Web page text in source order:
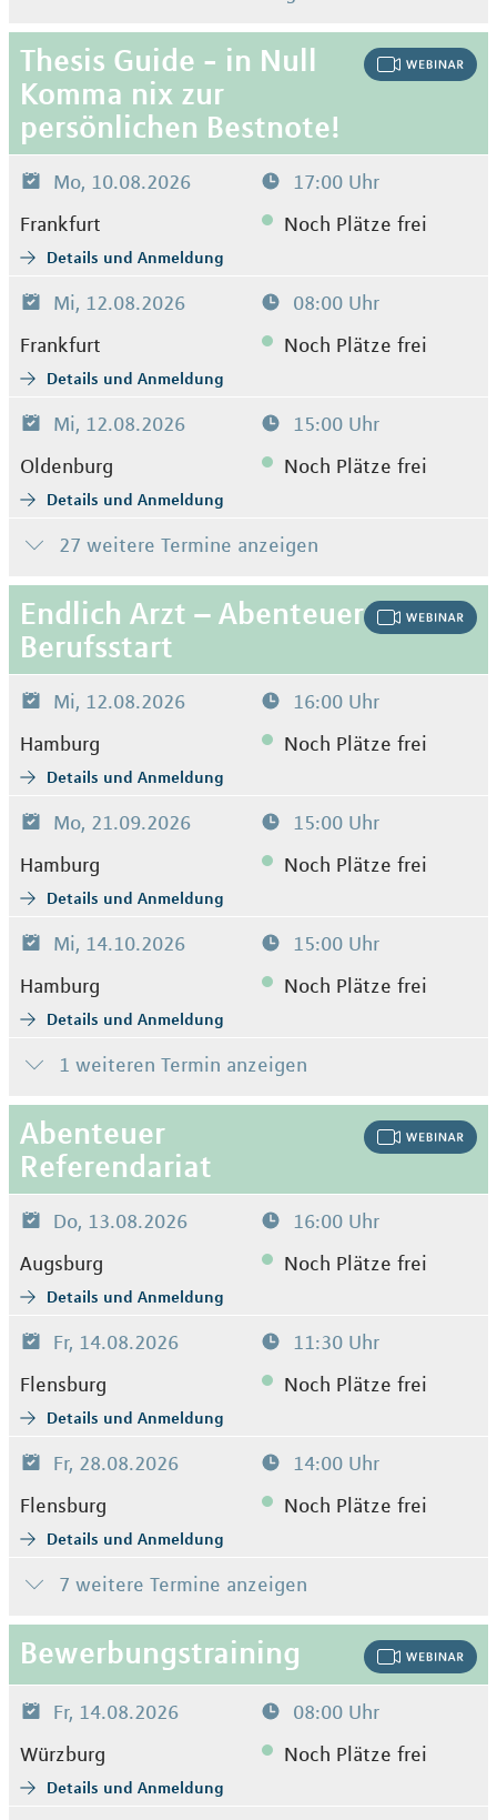
Thesis Guide - in Null
Komma nix zur
persönlichen Bestnote!
Mo, 10.08.2026
17:00 Uhr
Frankfurt
Noch Plätze frei
Details und Anmeldung
Mi, 12.08.2026
08:00 Uhr
Frankfurt
Noch Plätze frei
Details und Anmeldung
Mi, 12.08.2026
15:00 Uhr
Oldenburg
Noch Plätze frei
Details und Anmeldung
27 weitere Termine anzeigen
Endlich Arzt – Abenteuer
Berufsstart
Mi, 12.08.2026
16:00 Uhr
Hamburg
Noch Plätze frei
Details und Anmeldung
Mo, 21.09.2026
15:00 Uhr
Hamburg
Noch Plätze frei
Details und Anmeldung
Mi, 14.10.2026
15:00 Uhr
Hamburg
Noch Plätze frei
Details und Anmeldung
1 weiteren Termin anzeigen
Abenteuer
Referendariat
Do, 13.08.2026
16:00 Uhr
Augsburg
Noch Plätze frei
Details und Anmeldung
Fr, 14.08.2026
11:30 Uhr
Flensburg
Noch Plätze frei
Details und Anmeldung
Fr, 28.08.2026
14:00 Uhr
Flensburg
Noch Plätze frei
Details und Anmeldung
7 weitere Termine anzeigen
Bewerbungstraining
Fr, 14.08.2026
08:00 Uhr
Würzburg
Noch Plätze frei
Details und Anmeldung